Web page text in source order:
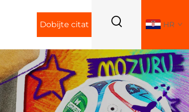
Dobijte citat HR